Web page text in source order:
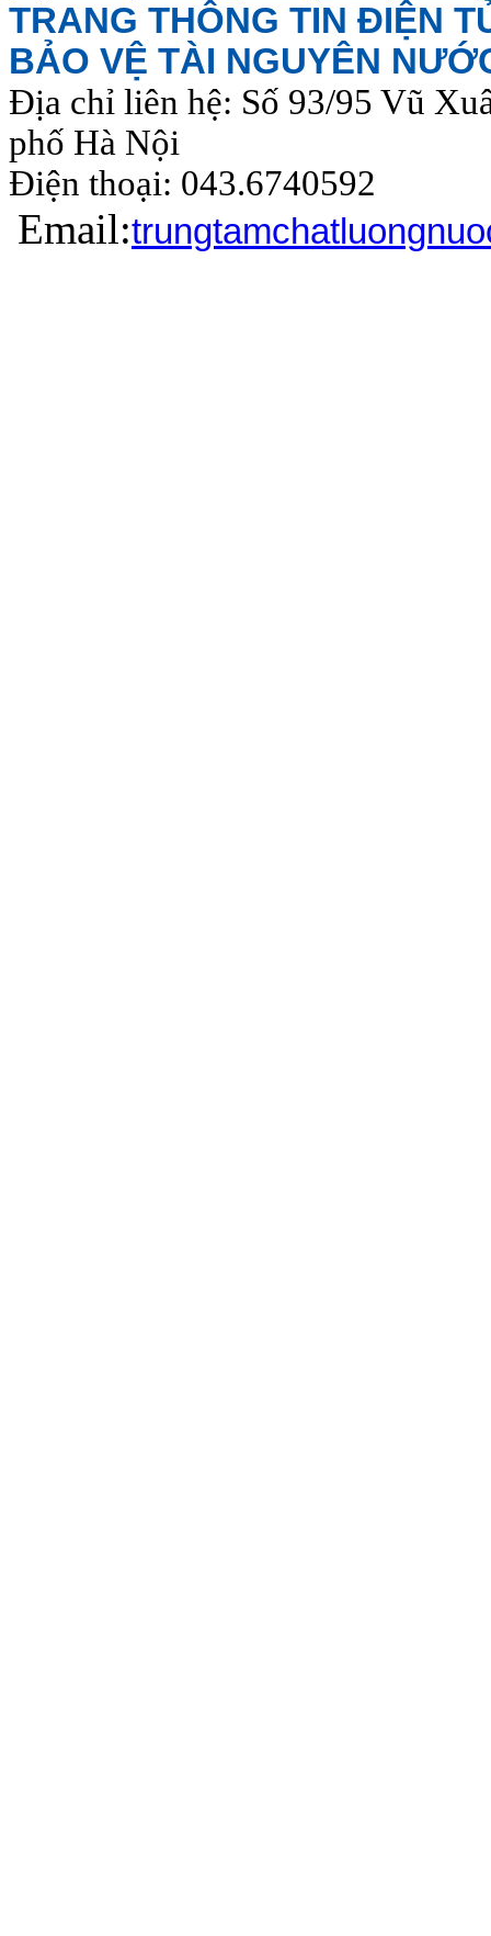
TRANG THÔNG TIN ĐIỆN
BẢO VỆ TÀI NGUYÊN
Địa chỉ liên hệ: Số 93/95 Vũ
phố Hà Nội
Điện thoại:
Email: